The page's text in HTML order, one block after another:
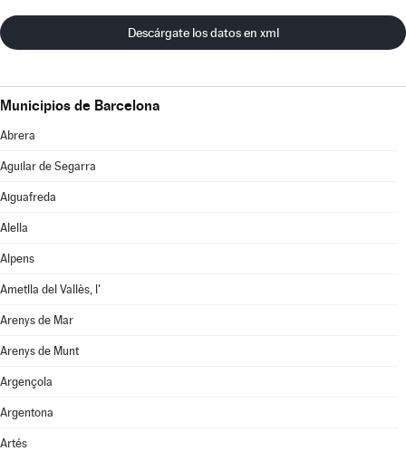
Descárgate los datos en xml
Municipios de Barcelona
Abrera
Aguilar de Segarra
Aiguafreda
Alella
Alpens
Ametlla del Vallès, l'
Arenys de Mar
Arenys de Munt
Argençola
Argentona
Artés